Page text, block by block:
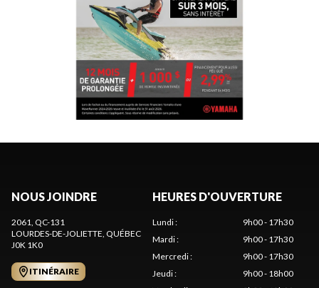
NOUS JOINDRE
2061, QC-131
LOURDES-DE-JOLIETTE, QUÉBEC
J0K 1K0
ITINÉRAIRE
HEURES D'OUVERTURE
Lundi:
9h00 - 17h30
Mardi:
9h00 - 17h30
Mercredi:
9h00 - 17h30
Jeudi:
9h00 - 18h00